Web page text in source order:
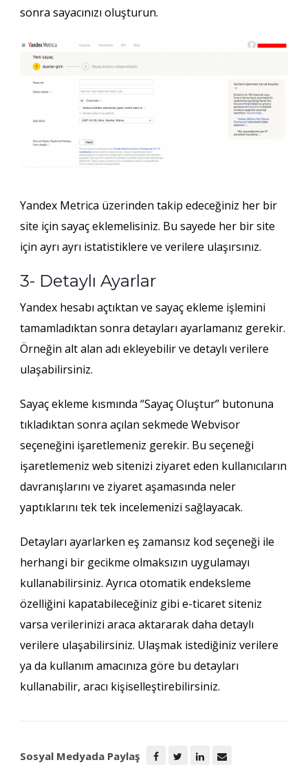
sonra sayacınızı oluşturun.
Yandex Metrica üzerinden takip edeceğiniz her bir
site için sayaç eklemelisiniz. Bu sayede her bir site
için ayrı ayrı istatistiklere ve verilere ulaşırsınız.
3- Detaylı Ayarlar
Yandex hesabı açtıktan ve sayaç ekleme işlemini
tamamladıktan sonra detayları ayarlamanız gerekir.
Örneğin alt alan adı ekleyebilir ve detaylı verilere
ulaşabilirsiniz.
Sayaç ekleme kısmında “Sayaç Oluştur” butonuna
tıkladıktan sonra açılan sekmede Webvisor
seçeneğini işaretlemeniz gerekir. Bu seçeneği
işaretlemeniz web sitenizi ziyaret eden kullanıcıların
davranışlarını ve ziyaret aşamasında neler
yaptıklarını tek tek incelemenizi sağlayacak.
Detayları ayarlarken eş zamansız kod seçeneği ile
herhangi bir gecikme olmaksızın uygulamayı
kullanabilirsiniz. Ayrıca otomatik endeksleme
özelliğini kapatabileceğiniz gibi e-ticaret siteniz
varsa verilerinizi araca aktararak daha detaylı
verilere ulaşabilirsiniz. Ulaşmak istediğiniz verilere
ya da kullanım amacınıza göre bu detayları
kullanabilir, aracı kişiselleştirebilirsiniz.
Sosyal Medyada Paylaş